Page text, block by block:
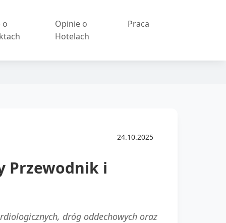
o
Opinie o
Hotelach
Praca
24.10.2025
Przewodnik i
dróg oddechowych oraz